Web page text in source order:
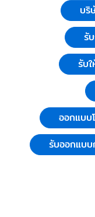
บริ
รั
รับ
ออกแบบ
รับออกแบบ